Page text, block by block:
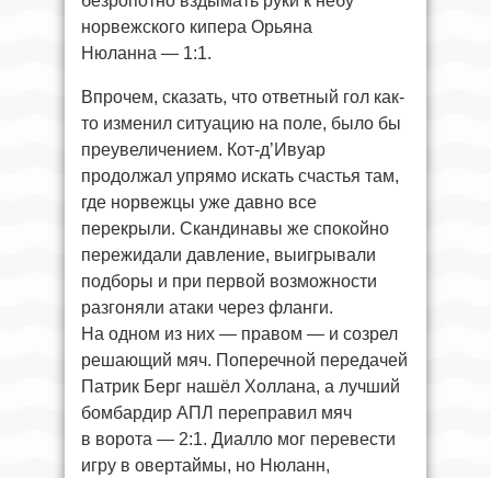
норвежского кипера Орьяна
Нюланна — 1:1.
Впрочем, сказать, что ответный гол как-
то изменил ситуацию на поле, было бы
преувеличением. Кот-д’Ивуар
продолжал упрямо искать счастья там,
где норвежцы уже давно все
перекрыли. Скандинавы же спокойно
пережидали давление, выигрывали
подборы и при первой возможности
разгоняли атаки через фланги.
На одном из них — правом — и созрел
решающий мяч. Поперечной передачей
Патрик Берг нашёл Холлана, а лучший
бомбардир АПЛ переправил мяч
в ворота — 2:1. Диалло мог перевести
игру в овертаймы, но Нюланн,